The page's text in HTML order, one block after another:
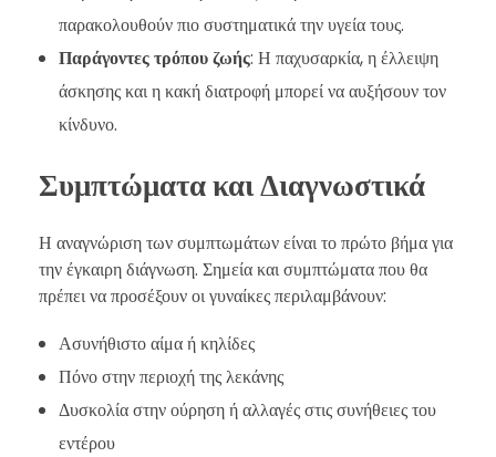
παρακολουθούν πιο συστηματικά την υγεία τους.
Παράγοντες τρόπου ζωής: Η παχυσαρκία, η έλλειψη
άσκησης και η κακή διατροφή μπορεί να αυξήσουν τον
κίνδυνο.
Συμπτώματα και Διαγνωστικά
Η αναγνώριση των συμπτωμάτων είναι το πρώτο βήμα για
την έγκαιρη διάγνωση. Σημεία και συμπτώματα που θα
πρέπει να προσέξουν οι γυναίκες περιλαμβάνουν:
Ασυνήθιστο αίμα ή κηλίδες
Πόνο στην περιοχή της λεκάνης
Δυσκολία στην ούρηση ή αλλαγές στις συνήθειες του
εντέρου